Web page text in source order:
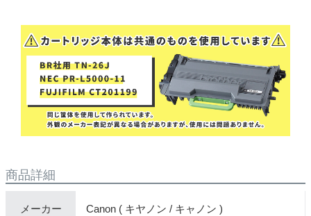
商品詳細
メーカー Canon ( キヤノン / キャノン )